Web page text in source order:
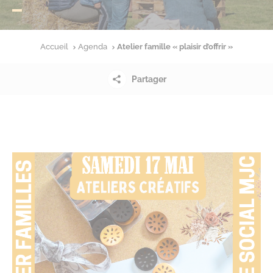
Accueil Agenda Atelier famille « plaisir d’offrir »
Partager